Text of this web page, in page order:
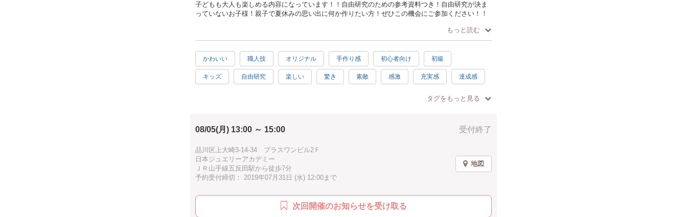
子どもも大人も楽しめる内容になっています！！自由研究のための参考資料つき！自由研究が決ま
っていないお子様！親子で夏休みの思い出に何か作りたい方！ぜひこの機会にご参加ください！！
もっと読む
かわいい 職人技 オリジナル 手作り感 初心者向け 初級
キッズ 自由研究 楽しい 驚き 素敵 感激 充実感 達成感
男性歓迎
タグをもっと見る
受付終了
08/05(月) 13:00 ～ 15:00
品川区上大崎3-14-34 プラスワンビル2Ｆ
日本ジュエリーアカデミー
ＪＲ山手線五反田駅から徒歩7分
予約受付締切： 2019年07月31日 (水) 12:00まで
地図
次回開催のお知らせを受け取る